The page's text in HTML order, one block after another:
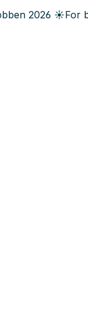
2026 ☀️For